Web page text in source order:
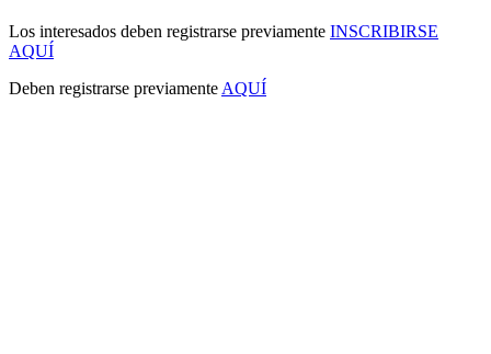
Los interesados deben registrarse previamente INSCRIBIRSE
AQUÍ
Deben registrarse previamente AQUÍ